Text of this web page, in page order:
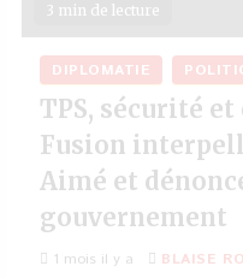
3 min de lecture
DIPLOMATIE
TPS, sécurité
Fusion
Aimé et
gouvernement
1 mois il y a BLAISE